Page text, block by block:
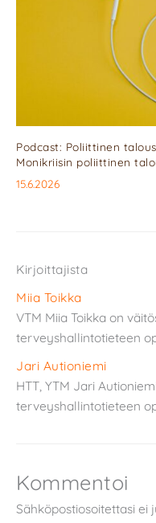
Podcast: Poliittinen
Monikriisin poliittinen
15.6.2026
Kirjoittajista
Miia Toikka
VTM Miia Toikka on
terveyshallintotieteen
Jari Autioniemi
HTT, YTM Jari
terveyshallintotieteen
Kommentoi
Sähköpostiosoitettasi ei